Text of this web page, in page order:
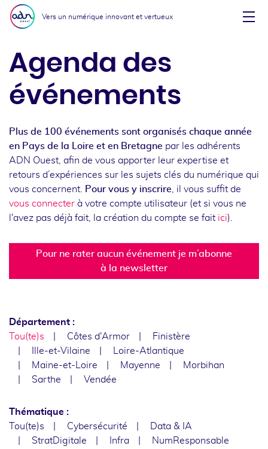
Aller au menu
Aller au contenu
Vers un numérique innovant et vertueux
Agenda des
événements
Plus de 100 événements sont organisés chaque année
en Pays de la Loire et en Bretagne par les adhérents
ADN Ouest, afin de vous apporter leur expertise et
retours d’expériences sur les sujets clés du numérique qui
vous concernent.
Pour vous y inscrire , il vous suffit de
vous connecter à votre compte utilisateur (et si vous ne
l'avez pas déjà fait, la création du compte se fait ici).
Pour ne rater aucun événement je m’abonne
à la newsletter
Département :
Tou(te)s
Côtes d'Armor
Finistère
Ille-et-Vilaine
Loire-Atlantique
Maine-et-Loire
Mayenne
Morbihan
Sarthe
Vendée
Thématique :
Tou(te)s
Cybersécurité
Data & IA
StratDigitale
Infra
NumResponsable